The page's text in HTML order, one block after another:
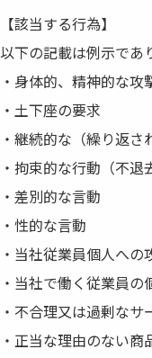
【該当する行為】
以下の記載は例示であ
・身体的、精神的な
・土下座の要求
・継続的な（繰り返
・拘束的な行動（不退
・差別的な言動
・性的な言動
・当社従業員個人への
・当社で働く従業員
・不合理又は過剰な
・正当な理由のない